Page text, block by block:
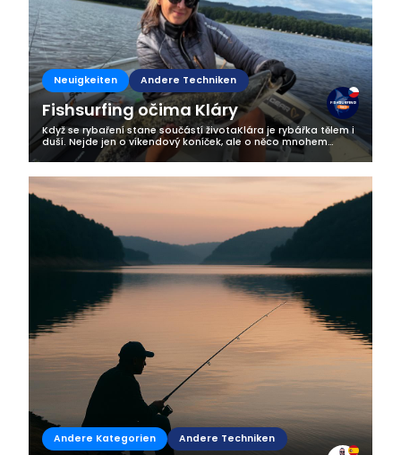
Neuigkeiten Andere Techniken
Fishsurfing očima Kláry
Když se rybaření stane součástí životaKlára je rybářka tělem i
duší. Nejde jen o víkendový koníček, ale o něco mnohem
hlubšího. Rybaření je pro ni životní styl, způsob, jak najít klid,
radost a...
Andere Kategorien Andere Techniken